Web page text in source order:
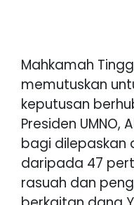
Mahkamah
memutuskan
keputusan
Presiden UMNO,
bagi dilepaskan
daripada 47
rasuah dan